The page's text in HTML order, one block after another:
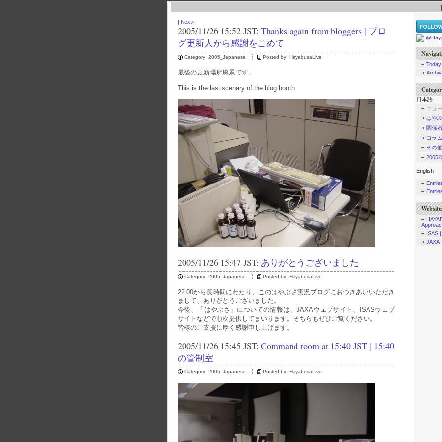
| Next»
2005/11/26 15:52 JST: Thanks again from bloggers | ブロ
グ更新人から感謝をこめて
Category: 2005_Japanese Posted by: HayabusaLive
最後の更新場所風景です。
This is the last scenary of the blog booth.
2005/11/26 15:47 JST: ありがとうございました
Category: 2005_Japanese Posted by: HayabusaLive
22:00から長時間にわたり、このはやぶさ実況ブログにおつきあいいただき
まして、ありがとうございました。
今後、「はやぶさ」についての情報は、JAXAウェブサイト、ISASウェブ
サイトなどで順次提供してまいります。そちらもぜひご覧ください。
皆様のご支援に厚く感謝申し上げます。
2005/11/26 15:45 JST: Command room at 15:40 JST | 15:40
の管制室
Category: 2005_Japanese Posted by: HayabusaLive
Today
日本語
ニュ
はや
関係
コラム
その他
2005
English
ISAS
JAXA